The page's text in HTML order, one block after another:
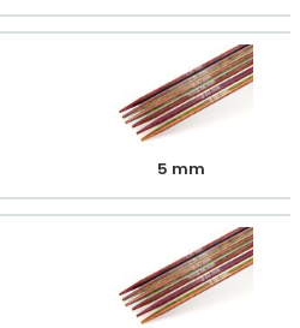
5 mm